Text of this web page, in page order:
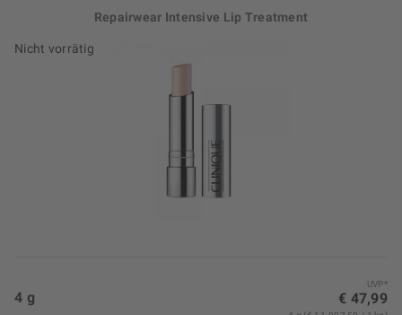
Nicht vorrätig
Repairwear Intensive Lip Treatment
UVP*
€ 47,99
4 g